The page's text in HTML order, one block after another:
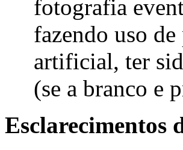
fotografia
fazendo uso
artificial, ter
(se a branco e
Esclarecimentos